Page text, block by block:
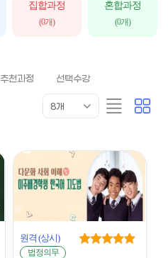
집합과정
(0개)
혼합과정
(0개)
추천과정 선택수강
개
수
8개
리
스
카
드
원격 (상시)
법정의무